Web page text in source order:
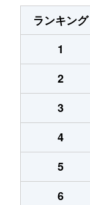
ランキング
1
2
3
4
5
6